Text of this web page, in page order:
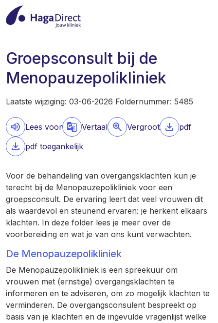
Groepsconsult bij de
Menopauzepolikliniek
Laatste wijziging: 03-06-2026 Foldernummer: 5485
Lees voor Vertaal Vergroot
pdf
pdf toegankelijk
Voor de behandeling van overgangsklachten kun je
terecht bij de Menopauzepolikliniek voor een
groepsconsult. De ervaring leert dat veel vrouwen dit
als waardevol en steunend ervaren: je herkent elkaars
klachten. In deze folder lees je meer over de
voorbereiding en wat je van ons kunt verwachten.
De Menopauzepolikliniek
De Menopauzepolikliniek is een spreekuur om
vrouwen met (ernstige) overgangsklachten te
informeren en te adviseren, om zo mogelijk klachten te
verminderen. De overgangsconsulent bespreekt op
basis van je klachten en de ingevulde vragenlijst welke